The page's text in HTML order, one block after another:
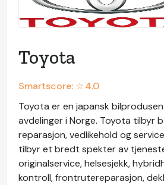
Toyota
Smartscore: ☆4.0
Toyota er en japansk
avdelinger i Norge. Toyota tilbyr
reparasjon, vedlikehold og
tilbyr et bredt spekter av
originalservice, helsesjekk,
kontroll, frontrutereparasjon,